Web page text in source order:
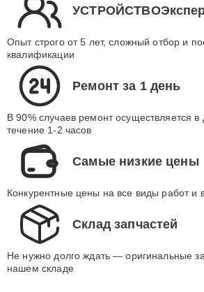
Опыт строго от 5 лет, сложный отбор и
квалификации
Ремонт за 1 день
В 90% случаев ремонт осуществляется в
течение 1-2 часов
Самые низкие цены
Конкурентные цены на все виды работ и
Склад запчастей
Не нужно долго ждать — оригинальные
нашем складе